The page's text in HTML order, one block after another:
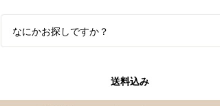
送料込み